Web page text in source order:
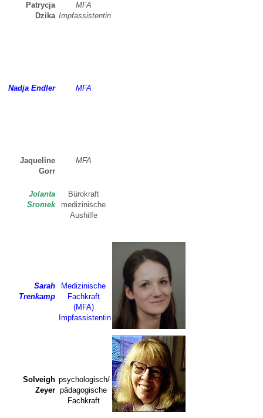
Patrycja
Dzika
MFA
Impfassistentin
Nadja Endler MFA
Jaqueline
Gorr
MFA
Jolanta
Sromek
Bürokraft
medizinische
Aushilfe
Sarah
Trenkamp
Medizinische
Fachkraft
(MFA)
Impfassistentin
Solveigh
Zeyer
psychologisch/
pädagogische
Fachkraft